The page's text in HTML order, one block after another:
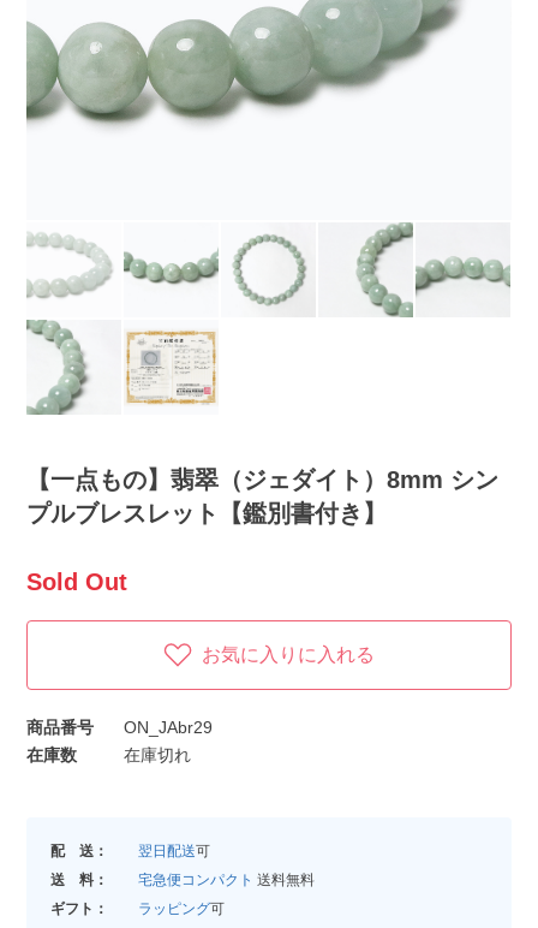
【一点もの】翡翠（ジェダイト）8mm シン
プルブレスレット【鑑別書付き】
Sold Out
お気に入りに入れる
商品番号
ON_JAbr29
在庫数
在庫切れ
配 送： 翌日配送可
送 料：
宅急便コンパクト 送料無料
ギフト：
ラッピング可